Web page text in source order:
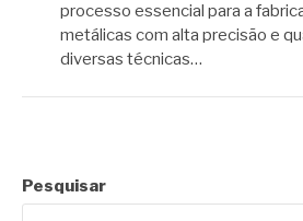
processo essencial para a
metálicas com alta precisão e
diversas técnicas…
Pesquisar